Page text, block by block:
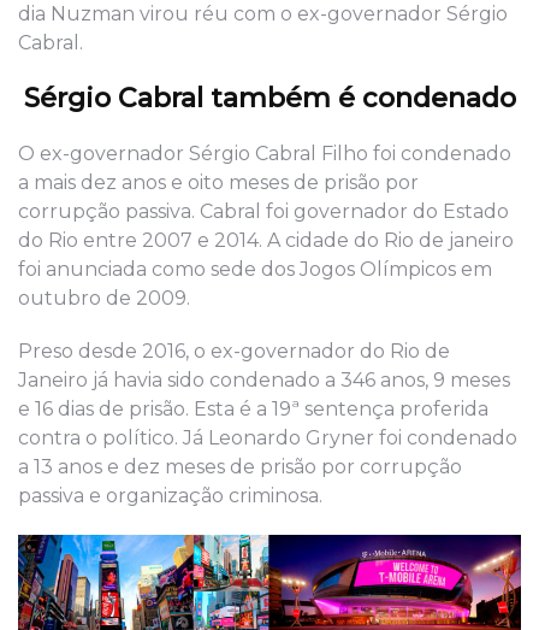
dia Nuzman virou réu com o ex-governador Sérgio
Cabral.
Sérgio Cabral também é condenado
O ex-governador Sérgio Cabral Filho foi condenado
a mais dez anos e oito meses de prisão por
corrupção passiva. Cabral foi governador do Estado
do Rio entre 2007 e 2014. A cidade do Rio de janeiro
foi anunciada como sede dos Jogos Olímpicos em
outubro de 2009.
Preso desde 2016, o ex-governador do Rio de
Janeiro já havia sido condenado a 346 anos, 9 meses
e 16 dias de prisão. Esta é a 19ª sentença proferida
contra o político. Já Leonardo Gryner foi condenado
a 13 anos e dez meses de prisão por corrupção
passiva e organização criminosa.